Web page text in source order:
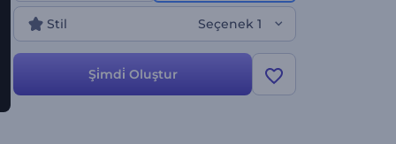
Stil Seçenek 1
Şi̇mdi̇ Oluştur